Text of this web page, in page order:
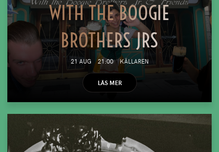
WITH THE BOOGIE
BROTHERS JRS
21 AUG 21:00 KÄLLAREN
LÄS MER